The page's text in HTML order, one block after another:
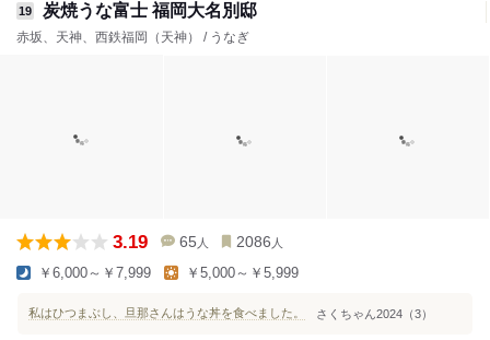
19 炭焼うな富士 福岡大名別邸
赤坂、天神、西鉄福岡（天神） / うなぎ
3.19 65 人 2086 人
￥6,000～￥7,999 ￥5,000～￥5,999
私はひつまぶし、旦那さんはうな丼を食べました。 さくちゃん2024（3）